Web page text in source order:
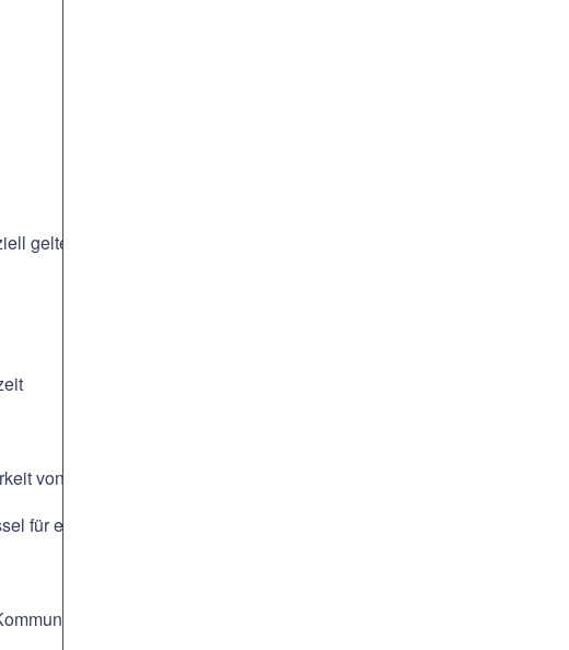
geltend zumachen
von Familie und Beruf
für eine gute Vereinbarkeit
zwischen Beruf und Familie